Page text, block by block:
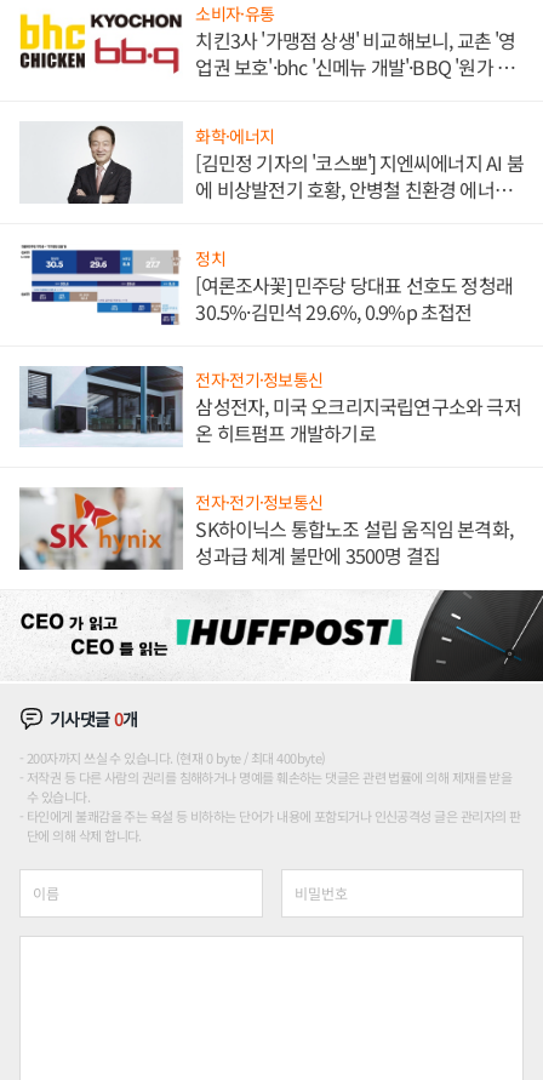
소비자·유통
치킨3사 '가맹점 상생' 비교해보니, 교촌 '영
업권 보호'·bhc '신메뉴 개발'·BBQ '원가 부
화학·에너지
[김민정 기자의 '코스뽀'] 지엔씨에너지 AI 붐
에 비상발전기 호황, 안병철 친환경 에너지
정치
[여론조사꽃] 민주당 당대표 선호도 정청래
30.5%·김민석 29.6%, 0.9%p 초접전
전자·전기·정보통신
삼성전자, 미국 오크리지국립연구소와 극저
온 히트펌프 개발하기로
전자·전기·정보통신
SK하이닉스 통합노조 설립 움직임 본격화,
성과급 체계 불만에 3500명 결집
기사댓글0개
200자까지 쓰실 수 있습니다. (현재 0 byte / 최대 400byte)
저작권 등 다른 사람의 권리를 침해하거나 명예를 훼손하는 댓글은 관련 법률에 의해 제재를 받을
수 있습니다.
타인에게 불쾌감을 주는 욕설 등 비하하는 단어가 내용에 포함되거나 인신공격성 글은 관리자의 판
단에 의해 삭제 합니다.